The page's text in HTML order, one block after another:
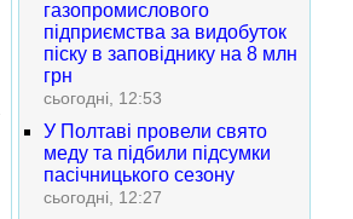
газопромислового
підприємства за видобуток
піску в заповіднику на 8 млн
грн
сьогодні, 12:53
У Полтаві провели свято
меду та підбили підсумки
пасічницького сезону
сьогодні, 12:27